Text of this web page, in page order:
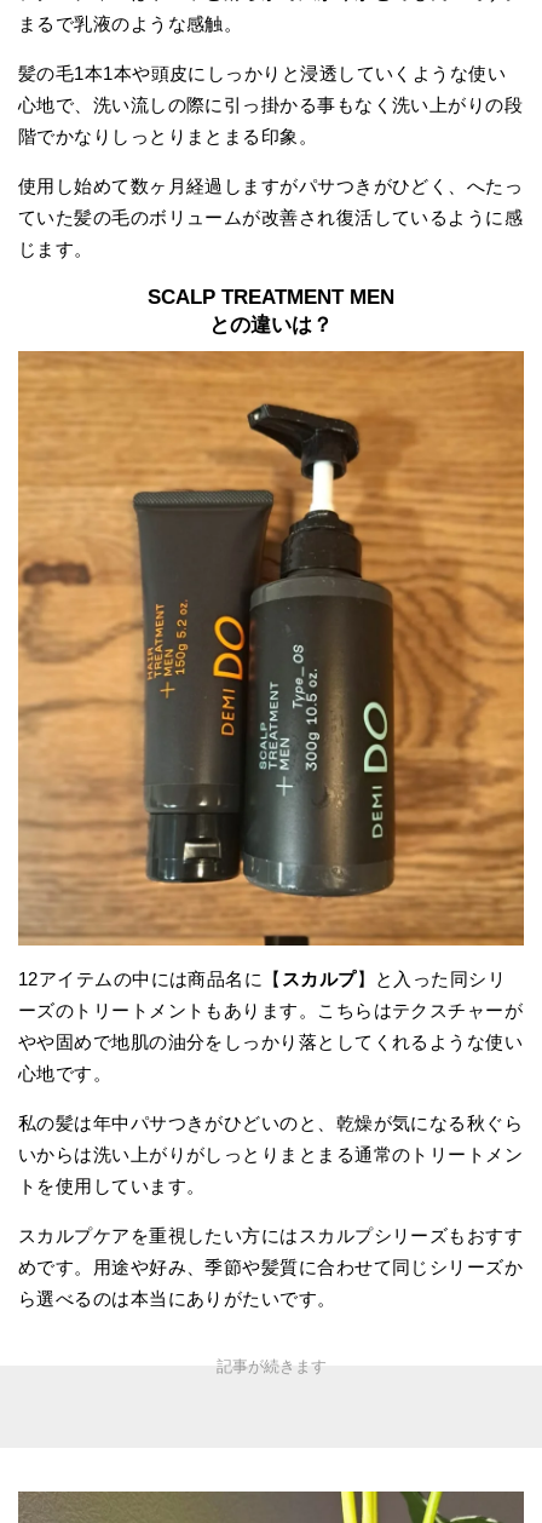
まるで乳液のような感触。
髪の毛1本1本や頭皮にしっかりと浸透していくような使い
心地で、洗い流しの際に引っ掛かる事もなく洗い上がりの段
階でかなりしっとりまとまる印象。
使用し始めて数ヶ月経過しますがパサつきがひどく、へたっ
ていた髪の毛のボリュームが改善され復活しているように感
じます。
SCALP TREATMENT MEN
との違いは？
12アイテムの中には商品名に【 スカルプ】と入った同シリ
ーズのトリートメントもあります。こちらはテクスチャーが
やや固めで地肌の油分をしっかり落としてくれるような使い
心地です。
私の髪は年中パサつきがひどいのと、乾燥が気になる秋ぐら
いからは洗い上がりがしっとりまとまる通常のトリートメン
トを使用しています。
スカルプケアを重視したい方にはスカルプシリーズもおすす
めです。用途や好み、季節や髪質に合わせて同じシリーズか
ら選べるのは本当にありがたいです。